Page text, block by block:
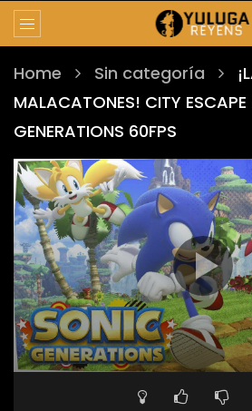
Home Sin categoría
MALACATONES! CITY
GENERATIONS 60FPS